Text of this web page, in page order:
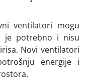
ventilatori mogu
je potrebno i nisu
Novi ventilatori
energije i